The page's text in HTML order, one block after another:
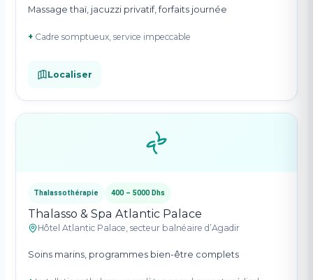
Massage thaï, jacuzzi privatif, forfaits journée
+Cadre somptueux, service impeccable
Localiser
Thalassothérapie 400 – 5000 Dhs
Thalasso & Spa Atlantic Palace
Hôtel Atlantic Palace, secteur balnéaire d’Agadir
Soins marins, programmes bien-être complets